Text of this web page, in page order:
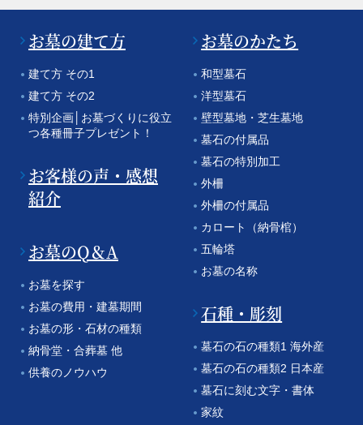
お墓の建て方
建て方 その1
建て方 その2
特別企画│お墓づくりに役立
つ各種冊子プレゼント！
お客様の声・感想
紹介
お墓のQ＆A
お墓を探す
お墓の費用・建墓期間
お墓の形・石材の種類
納骨堂・合葬墓 他
供養のノウハウ
お墓のかたち
和型墓石
洋型墓石
壁型墓地・芝生墓地
墓石の付属品
墓石の特別加工
外柵
外柵の付属品
カロート（納骨棺）
五輪塔
お墓の名称
石種・彫刻
墓石の石の種類1 海外産
墓石の石の種類2 日本産
墓石に刻む文字・書体
家紋